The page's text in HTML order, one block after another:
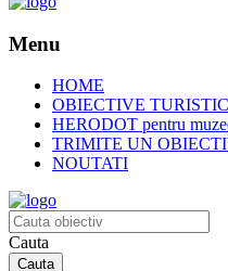
Menu
HOME
OBIECTIVE
HERODOT pentru
TRIMITE UN
NOUTATI
Cauta